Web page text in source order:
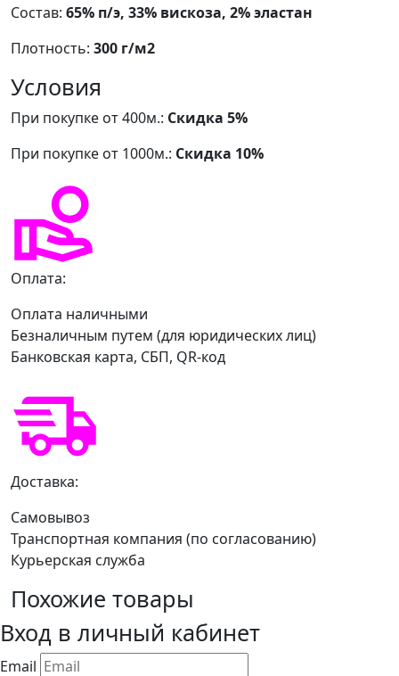
Состав: 65% п/э, 33% вискоза, 2% эластан
Плотность: 300 г/м2
Условия
При покупке от 400м.: Скидка 5%
При покупке от 1000м.: Скидка 10%
Оплата:
Оплата наличными
Безналичным путем (для юридических лиц)
Банковская карта, СБП, QR-код
Доставка:
Самовывоз
Транспортная компания (по согласованию)
Курьерская служба
Похожие товары
Вход в личный кабинет
Email